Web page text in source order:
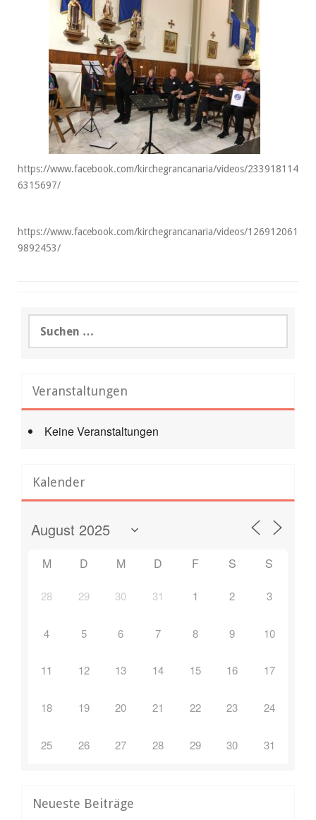
https://www.facebook.com/kirchegrancanaria/videos/233918114
6315697/
https://www.facebook.com/kirchegrancanaria/videos/126912061
9892453/
nach:
Veranstaltungen
Keine Veranstaltungen
Kalender
M D M D F S S
28 29 30 31 1 2 3
4 5 6 7 8 9 10
11 12 13 14 15 16 17
18 19 20 21 22 23 24
25 26 27 28 29 30 31
Neueste Beiträge